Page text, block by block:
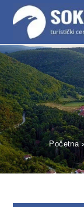
Početna